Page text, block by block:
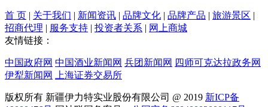
首 页 | 关于我们 | 新闻资讯 | 品牌文化 | 品牌产品 | 旅游景区 |
招商代理 | 服务支持 | 投资者关系 | 网上商城
友情链接：
中国政府网 中国酒业新闻网 兵团新闻网 四师可克达拉政务网
伊犁新闻网
上海证券交易所
版权所有 新疆伊力特实业股份有限公司 @ 2019 新ICP备